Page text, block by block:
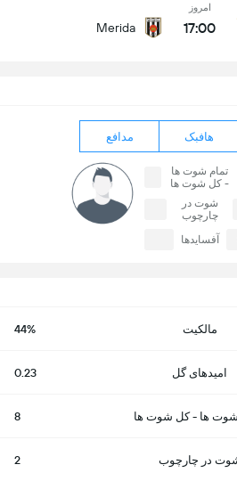
امروز
17:00
Merida
هافبک مدافع
تمام شوت ها
- کل شوت ها
شوت در
چارچوب
آفسایدها
مالکیت 44%
امیدهای گل 0.23
شوت ها - کل شوت ها 8
در چارچوب 2